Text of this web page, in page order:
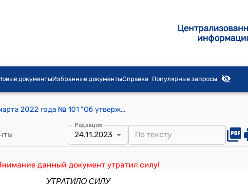
документыИзбранные документыСправка Популярные запросы
Постановление Кабинета Министров КР от 4 марта 2022 года № 101 "Об утверждении Порядка осуществления государственных закупок товаров, работ и услуг при проектировании и строительстве железных дорог для обеспечения национальной безопасности"
Редакция
24.11.2023
данный документ утратил силу!